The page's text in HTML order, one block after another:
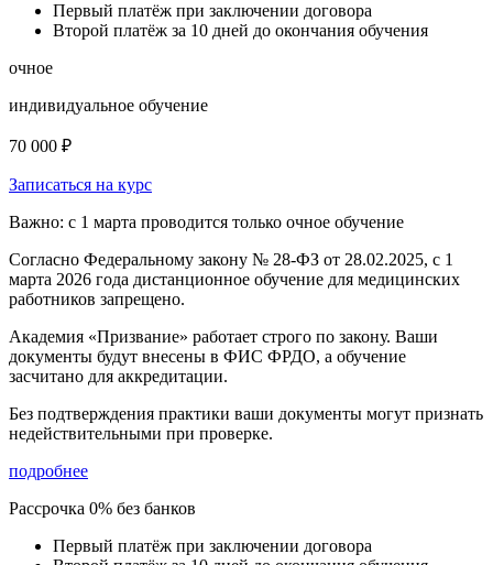
Первый платёж при заключении договора
Второй платёж за 10 дней до окончания обучения
очное
индивидуальное обучение
70 000 ₽
Записаться на курс
Важно: с 1 марта проводится только очное обучение
Согласно Федеральному закону № 28-ФЗ от 28.02.2025, с 1
марта 2026 года дистанционное обучение для медицинских
работников запрещено.
Академия «Призвание» работает строго по закону. Ваши
документы будут внесены в ФИС ФРДО, а обучение
засчитано для аккредитации.
Без подтверждения практики ваши документы могут признать
недействительными при проверке.
подробнее
Рассрочка 0% без банков
Первый платёж при заключении договора